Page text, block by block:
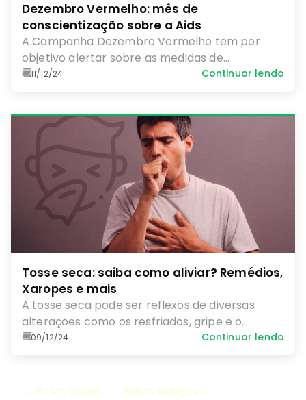
Dezembro Vermelho: mês de
conscientização sobre a Aids
A Campanha Dezembro Vermelho tem por
objetivo alertar sobre as medidas de
prevenção, assistência e proteção e promoção
11/12/24 Continuar lendo
Tosse seca: saiba como aliviar? Remédios,
Xaropes e mais
A tosse seca pode ser reflexos de diversas
alterações como os resfriados, gripe e o
incômodo é notório para quem sofre com essa
09/12/24 Continuar lendo
← Posts Novos Posts Antigos →